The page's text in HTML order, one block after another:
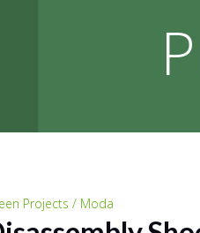
Projects / Moda